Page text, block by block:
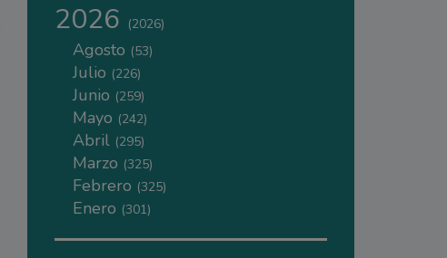
2026 (2026)
Agosto (53)
Julio (226)
Junio (259)
Mayo (242)
Abril (295)
Marzo (325)
Febrero (325)
Enero (301)